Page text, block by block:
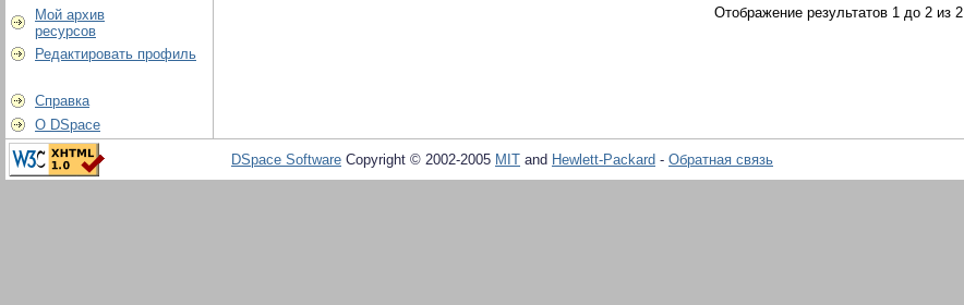
Мой архив
ресурсов
Редактировать профиль
Справка
О DSpace
Отображение результатов 1 до 2 из 2
DSpace Software Copyright © 2002-2005 MIT and Hewlett-Packard - Обратная связь